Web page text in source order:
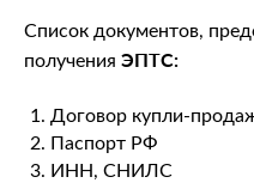
Список документов,
получения ЭПТС:
Договор купли-
Паспорт РФ
ИНН, СНИЛС